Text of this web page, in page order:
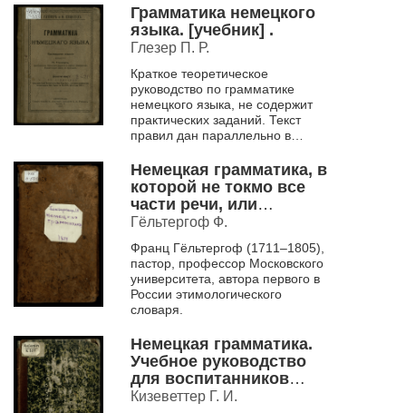
Грамматика немецкого
языка. [учебник] .
Глезер П. Р.
Краткое теоретическое
руководство по грамматике
немецкого языка, не содержит
практических заданий. Текст
правил дан параллельно в
Немецкая грамматика, в
которой не токмо все
части речи, или
произведение слов, но и
сочинение слов, оба
надлежащими
примерами объяснены.
В пользу российскаго
Гёльтергоф Ф.
Франц Гёльтергоф (1711–1805),
пастор, профессор Московского
университета, автора первого в
России этимологического
словаря.
Немецкая грамматика.
Учебное руководство
для воспитанников
горного института.
Кизеветтер Г. И.